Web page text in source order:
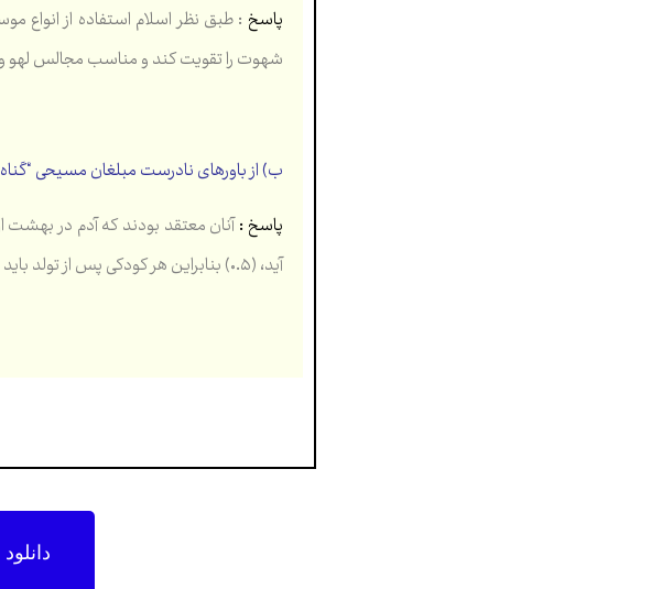
پاسخ
شهوت را تقویت کند و مناسب مجالس لهو و
ب) از باورهای نادرست مبلغان مسیحی
پاسخ :آنان معتقد بودند که آدم در بهشت
آید، (۰.۵) بنابراین هر کودکی پس از تولد باید غسل ویژه ای به نام تعمید داده شود تا از آن گناه پاک گردد. (۰.۵)